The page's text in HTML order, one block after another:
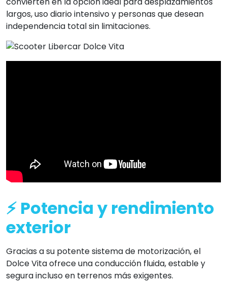
largos, uso diario intensivo y personas que desean
independencia total sin limitaciones.
⚡ Potencia y rendimiento
exterior
Gracias a su potente sistema de motorización, el
Dolce Vita ofrece una conducción fluida, estable y
segura incluso en terrenos más exigentes.